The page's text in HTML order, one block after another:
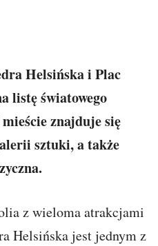
Helsińska i Plac
listę światowego
znajduje się
sztuki, a także
z wieloma atrakcjami
Helsińska jest jednym z